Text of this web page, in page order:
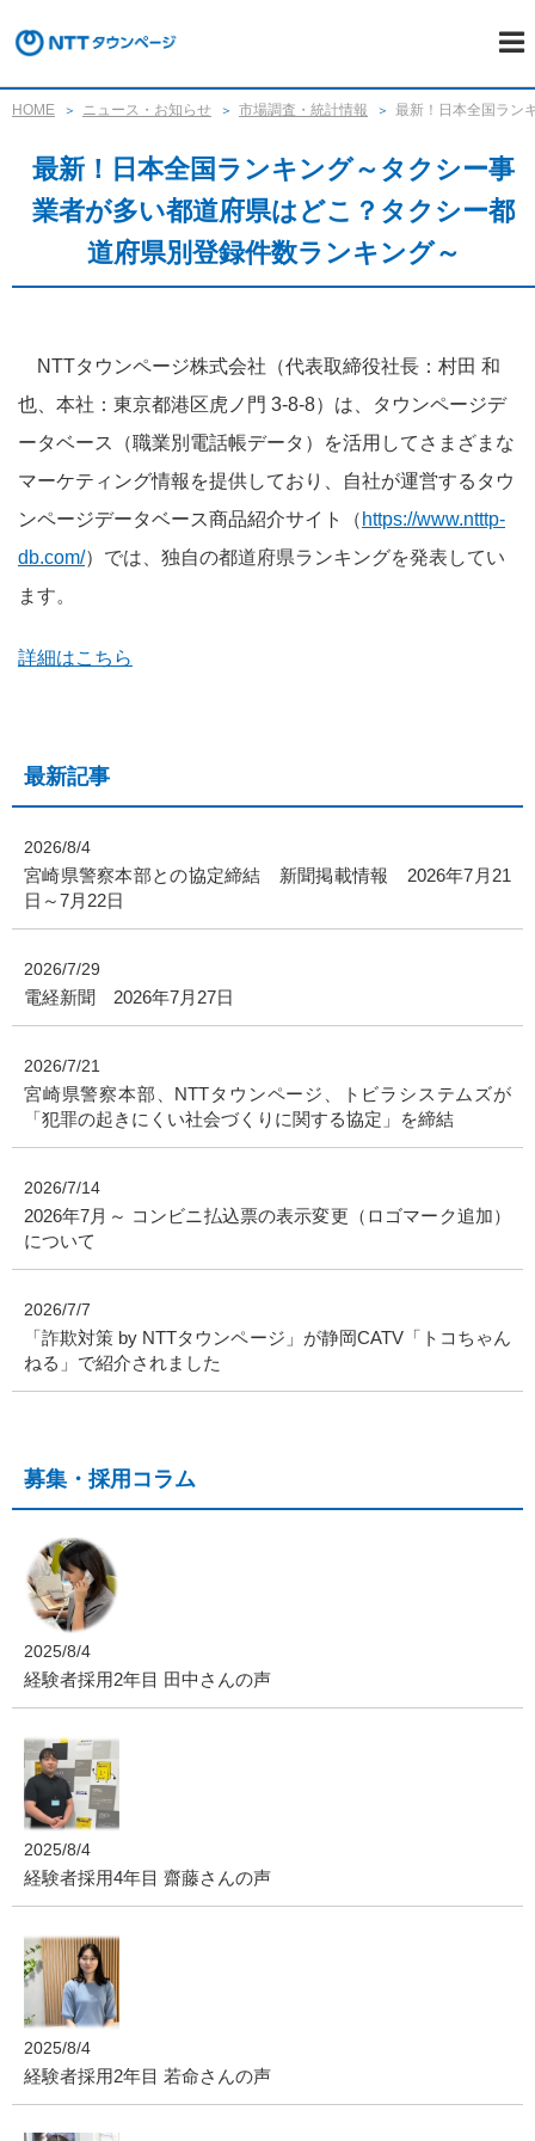
HOME ニュース・お知らせ 市場調査・統計情報 最新！日本全国ラン
最新！日本全国ランキング～タクシー事
業者が多い都道府県はどこ？タクシー都
道府県別登録件数ランキング～
NTTタウンページ株式会社（代表取締役社長：村田 和
也、本社：東京都港区虎ノ門 3-8-8）は、タウンページデ
ータベース（職業別電話帳データ）を活用してさまざまな
マーケティング情報を提供しており、自社が運営するタウ
ンページデータベース商品紹介サイト
（ https://www.ntttp-
db.com/） では、独自の都道府県ランキングを発表してい
ます。
詳細はこちら
最新記事
2026/8/4
宮崎県警察本部との協定締結 新聞掲載情報 2026年7月21
日～7月22日
2026/7/29
電経新聞 2026年7月27日
2026/7/21
宮崎県警察本部、NTTタウンページ、トビラシステムズが
「犯罪の起きにくい社会づくりに関する協定」を締結
2026/7/14
2026年7月～ コンビニ払込票の表示変更（ロゴマーク追加）
について
2026/7/7
「詐欺対策 by NTTタウンページ」が静岡CATV「トコちゃん
ねる」で紹介されました
募集・採用コラム
2025/8/4
経験者採用2年目 田中さんの声
2025/8/4
経験者採用4年目 齋藤さんの声
2025/8/4
経験者採用2年目 若命さんの声